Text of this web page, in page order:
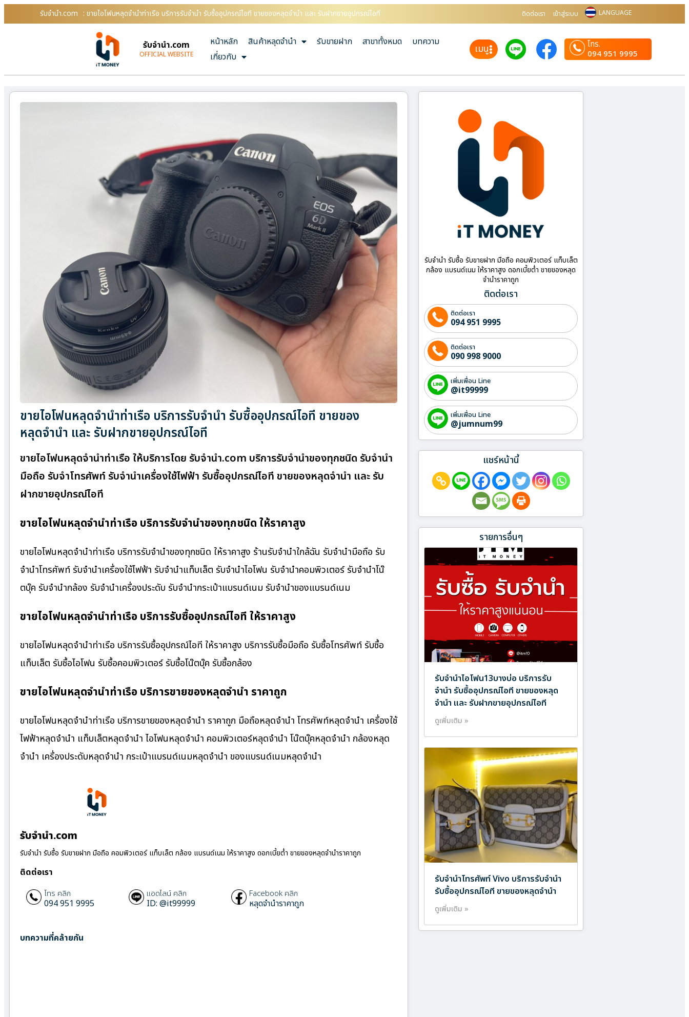
รับจํานํา.com : ขายไอโฟนหลุดจำนำท่าเรือ บริการรับจำนำ รับซื้ออุปกรณ์ไอที ขายของหลุดจำนำ และ รับฝากขายอุปกรณ์ไอที ติดต่อเรา เข้าสู่ระบบ LANGUAGE
รับจํานํา.com
OFFICIAL WEBSITE
หน้าหลัก สินค้าหลุดจำนำ รับขายฝาก สาขาทั้งหมด
บทความ
เกี่ยวกับ
เมนู
โทร.
094 951 9995
ขายไอโฟนหลุดจำนำท่าเรือ บริการรับจำนำ รับซื้ออุปกรณ์ไอที ขายของ
หลุดจำนำ และ รับฝากขายอุปกรณ์ไอที
ขายไอโฟนหลุดจำนำท่าเรือ ให้บริการโดย รับจํานํา.com บริการรับจำนำของทุกชนิด รับจำนำ
มือถือ รับจำโทรศัพท์ รับจำนำเครื่องใช้ไฟฟ้า รับซื้ออุปกรณ์ไอที ขายของหลุดจำนำ และ รับ
ฝากขายอุปกรณ์ไอที
ขายไอโฟนหลุดจำนำท่าเรือ บริการรับจำนำของทุกชนิด ให้ราคาสูง
ขายไอโฟนหลุดจำนำท่าเรือ บริการรับจำนำของทุกชนิด ให้ราคาสูง ร้านรับจํานําใกล้ฉัน รับจำนำมือถือ รับ
จำนำโทรศัพท์ รับจำนำเครื่องใช้ไฟฟ้า รับจำนำแท็บเล็ต รับจำนำไอโฟน รับจำนำคอมพิวเตอร์ รับจำนำโน๊
ตบุ๊ค รับจำนำกล้อง รับจำนำเครื่องประดับ รับจำนำกระเป๋าแบรนด์เนม รับจำนำของแบรนด์เนม
ขายไอโฟนหลุดจำนำท่าเรือ บริการรับซื้ออุปกรณ์ไอที ให้ราคาสูง
ขายไอโฟนหลุดจำนำท่าเรือ บริการรับซื้ออุปกรณ์ไอที ให้ราคาสูง บริการรับซื้อมือถือ รับซื้อโทรศัพท์ รับซื้อ
แท็บเล็ต รับซื้อไอโฟน รับซื้อคอมพิวเตอร์ รับซื้อโน๊ตบุ๊ค รับซื้อกล้อง
ขายไอโฟนหลุดจำนำท่าเรือ บริการขายของหลุดจำนำ ราคาถูก
ขายไอโฟนหลุดจำนำท่าเรือ บริการขายของหลุดจำนำ ราคาถูก มือถือหลุดจำนำ โทรศัพท์หลุดจำนำ เครื่องใช้
ไฟฟ้าหลุดจำนำ แท็บเล็ตหลุดจำนำ ไอโฟนหลุดจำนำ คอมพิวเตอร์หลุดจำนำ โน๊ตบุ๊คหลุดจำนำ กล้องหลุด
จำนำ เครื่องประดับหลุดจำนำ กระเป๋าแบรนด์เนมหลุดจำนำ ของแบรนด์เนมหลุดจำนำ
รับจํานํา.com
รับจำนำ รับซื้อ รับขายฝาก มือถือ คอมพิวเตอร์ แท็บเล็ต กล้อง แบรนด์เนม ให้ราคาสูง ดอกเบี้ยต่ำ ขายของหลุดจำนำราคาถูก
ติดต่อเรา
โทร คลิก
094 951 9995
แอดไลน์ คลิก
ID: @it99999
Facebook คลิก
หลุดจำนำราคาถูก
บทความที่คล้ายกัน
รับจำนำ รับซื้อ รับขายฝาก มือถือ คอมพิวเตอร์ แท็บเล็ต
กล้อง แบรนด์เนม ให้ราคาสูง ดอกเบี้ยต่ำ ขายของหลุด
จำนำราคาถูก
ติดต่อเรา
ติดต่อเรา
094 951 9995
ติดต่อเรา
090 998 9000
เพิ่มเพื่อน Line
@it99999
เพิ่มเพื่อน Line
@jumnum99
แชร์หน้านี้
รายการอื่นๆ
รับจำนำไอโฟน13บางบ่อ บริการรับ
จำนำ รับซื้ออุปกรณ์ไอที ขายของหลุด
จำนำ และ รับฝากขายอุปกรณ์ไอที
ดูเพิ่มเติม »
รับจำนำโทรศัพท์ Vivo บริการรับจำนำ
รับซื้ออุปกรณ์ไอที ขายของหลุดจำนำ
ดูเพิ่มเติม »